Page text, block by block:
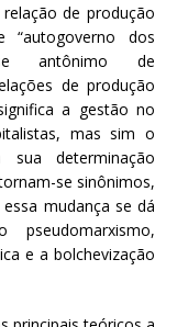
de produção
“autogoverno dos
se antônimo de
de produção
a gestão no
mas sim o
determinação
se sinônimos,
mudança se dá
e a bolchevização